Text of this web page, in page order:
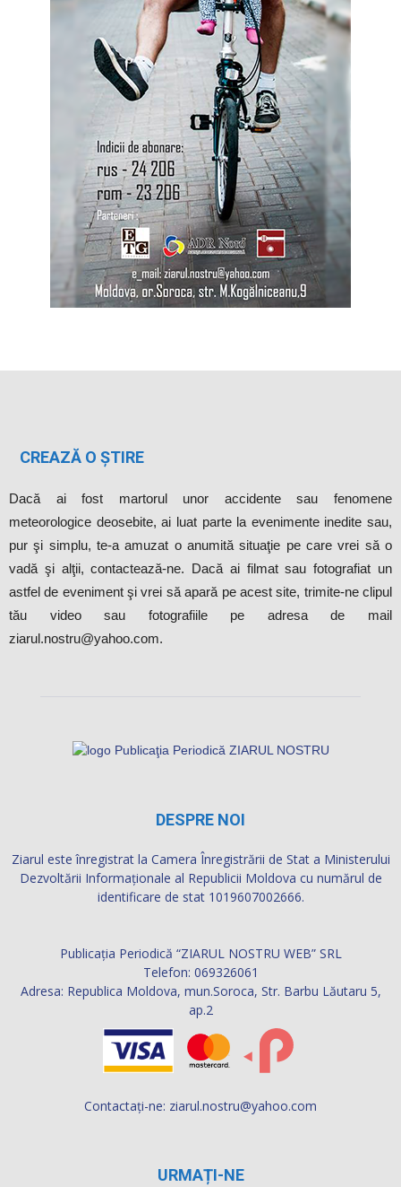
CREAZĂ O ȘTIRE
Dacă ai fost martorul unor accidente sau fenomene
meteorologice deosebite, ai luat parte la evenimente inedite sau,
pur şi simplu, te-a amuzat o anumită situaţie pe care vrei să o
vadă şi alţii, contactează-ne. Dacă ai filmat sau fotografiat un
astfel de eveniment şi vrei să apară pe acest site, trimite-ne clipul
tău video sau fotografiile pe adresa de mail
ziarul.nostru@yahoo.com.
DESPRE NOI
Ziarul este înregistrat la Camera Înregistrării de Stat a Ministerului
Dezvoltării Informaţionale al Republicii Moldova cu numărul de
identificare de stat 1019607002666.
Publicația Periodică “ZIARUL NOSTRU WEB” SRL
Telefon: 069326061
Adresa: Republica Moldova, mun.Soroca, Str. Barbu Lăutaru 5,
ap.2
Contactați-ne: ziarul.nostru@yahoo.com
URMAȚI-NE